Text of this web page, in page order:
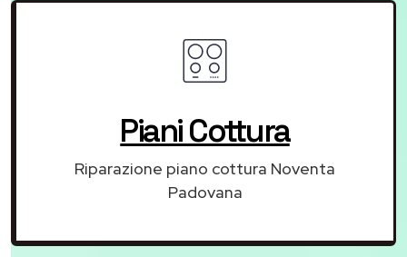
Piani Cottura
Riparazione piano cottura Noventa
Padovana